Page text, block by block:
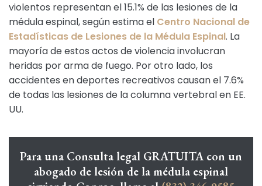
violentos representan el 15.1% de las lesiones de la
médula espinal, según estima el Centro Nacional de
Estadísticas de Lesiones de la Médula Espinal. La
mayoría de estos actos de violencia involucran
heridas por arma de fuego. Por otro lado, los
accidentes en deportes recreativos causan el 7.6%
de todas las lesiones de la columna vertebral en EE.
UU.
Para una Consulta legal GRATUITA con un
abogado de lesión de la médula espinal